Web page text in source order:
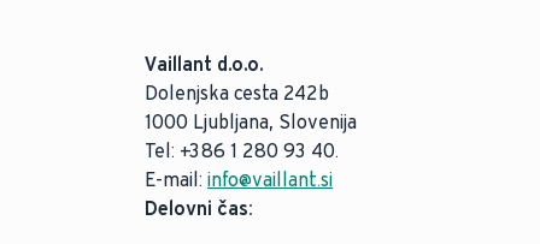
Pridobite ponudbo za toplotne črpalke
Pridobite ponudbo za plinske naprave
Pridobite ponudbo za ostale naprave
Poiščite pooblaščenega serviserja
Vaillant d.o.o.
Dolenjska cesta 242b
1000 Ljubljana, Slovenija
Tel: +386 1 280 93 40.
E-mail: info@vaillant.si
Delovni čas: